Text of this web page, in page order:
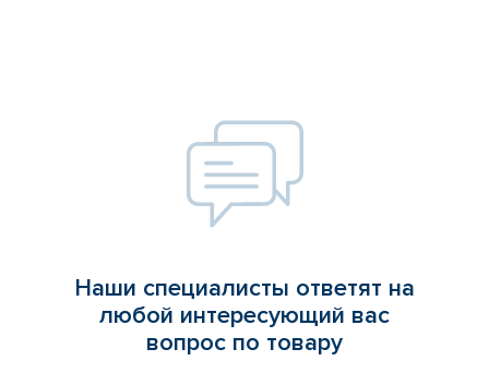
Наши специалисты ответят на
любой интересующий вас
вопрос по товару